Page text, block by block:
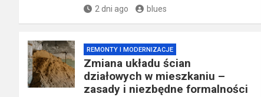
2 dni ago blues
REMONTY I MODERNIZACJE
Zmiana układu ścian
działowych w mieszkaniu –
zasady i niezbędne formalności